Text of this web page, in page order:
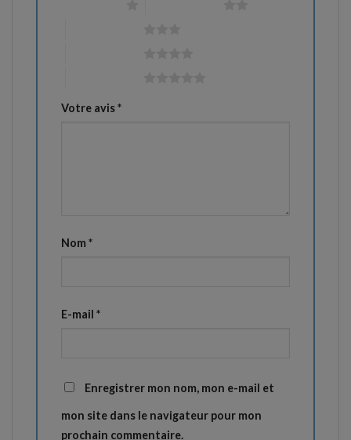
Votre avis*
Nom *
E-mail *
Enregistrer mon nom, mon e-mail et
mon site dans le navigateur pour mon
prochain commentaire.